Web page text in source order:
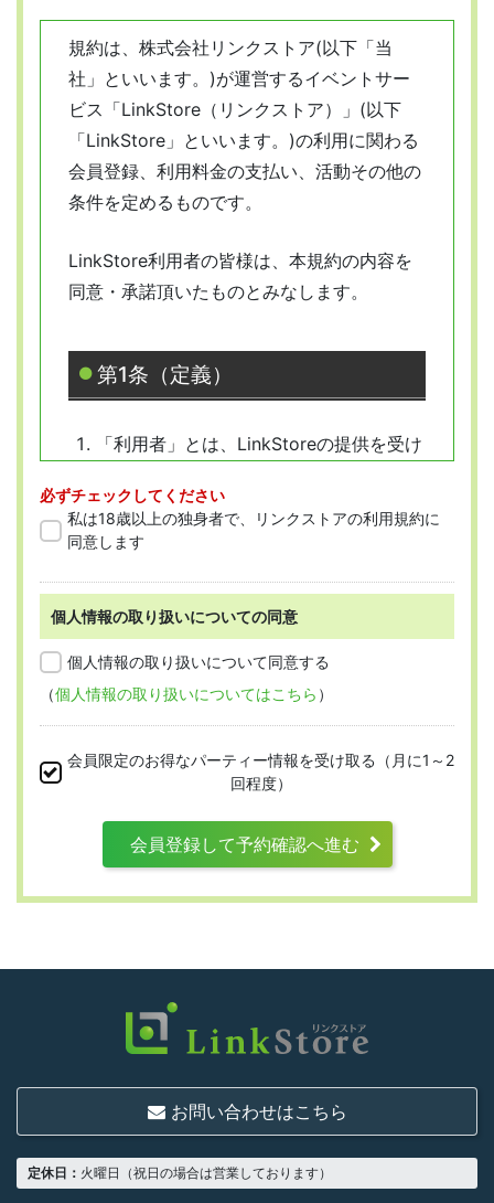
規約は、株式会社リンクストア(以下「当
社」といいます。)が運営するイベントサー
ビス「LinkStore（リンクストア）」(以下
「LinkStore」といいます。)の利用に関わる
会員登録、利用料金の支払い、活動その他の
条件を定めるものです。
LinkStore利用者の皆様は、本規約の内容を
同意・承諾頂いたものとみなします。
第1条（定義）
「利用者」とは、LinkStoreの提供を受け
「会員」とは、本規約に従って会員登録
をした人を指します。
第2条 （適用範囲）
本規約は、すべての会員に適用され、登録手
ります。
第3条 （利用資格）
いものとします。
18歳以上の独身者であること
男性は収入があること
当社の指定する環境でサービスを利用で
必ずチェックしてください
私は18歳以上の独身者で、リンクストアの利用規約に
同意します
個人情報の取り扱いについての同意
個人情報の取り扱いについて同意する
（個人情報の取り扱いについてはこちら ）
会員限定のお得なパーティー情報を受け取る（月に1～2
回程度）
会員登録して予約確認へ進む
お問い合わせはこちら
定休日： 火曜日（祝日の場合は営業しております）